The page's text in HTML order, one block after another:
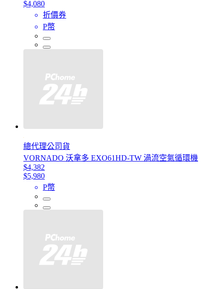
$4,080
折價券
P幣
總代理公司貨
VORNADO 沃拿多 EXO61HD-TW 渦流空氣循環機
$4,382
$5,980
P幣